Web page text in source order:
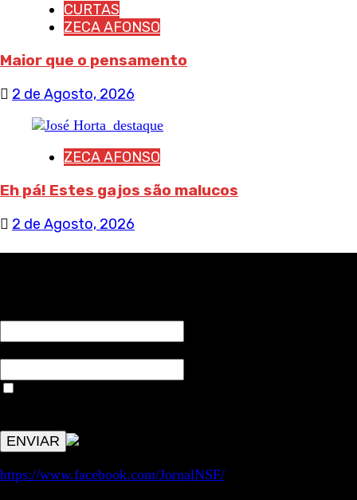
CURTAS
ZECA AFONSO
Maior que o pensamento
2 de Agosto, 2026
ZECA AFONSO
Eh pá! Estes gajos são malucos
2 de Agosto, 2026
https://www.facebook.com/JornalNSF/